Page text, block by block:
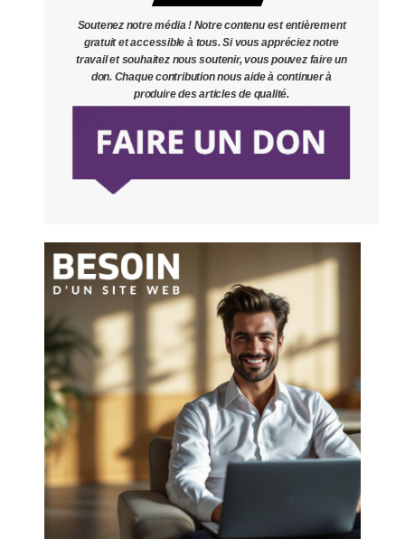
Soutenez notre média ! Notre contenu est entièrement
gratuit et accessible à tous. Si vous appréciez notre
travail et souhaitez nous soutenir, vous pouvez faire un
don. Chaque contribution nous aide à continuer à
produire des articles de qualité.